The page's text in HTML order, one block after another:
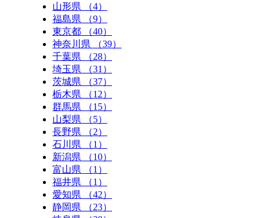
山形県 （4）
福島県 （9）
東京都 （40）
神奈川県 （39）
千葉県 （28）
埼玉県 （31）
茨城県 （37）
栃木県 （12）
群馬県 （15）
山梨県 （5）
長野県 （2）
石川県 （1）
新潟県 （10）
富山県 （1）
福井県 （1）
愛知県 （42）
静岡県 （23）